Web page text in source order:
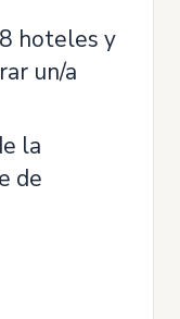
hoteles y
un/a
la
de